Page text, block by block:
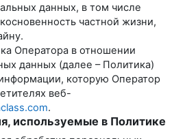
данных, в том числе
частной жизни,
Оператора в отношении
данных (далее – Политика)
которую Оператор
веб-
.
используемые в Политике